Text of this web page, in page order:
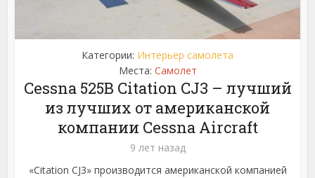
Категории: Интерьер самолета
Места: Самолет
Cessna 525B Citation CJ3 – лучший
из лучших от американской
компании Cessna Aircraft
9 лет назад
«Citation CJ3» производится американской компанией